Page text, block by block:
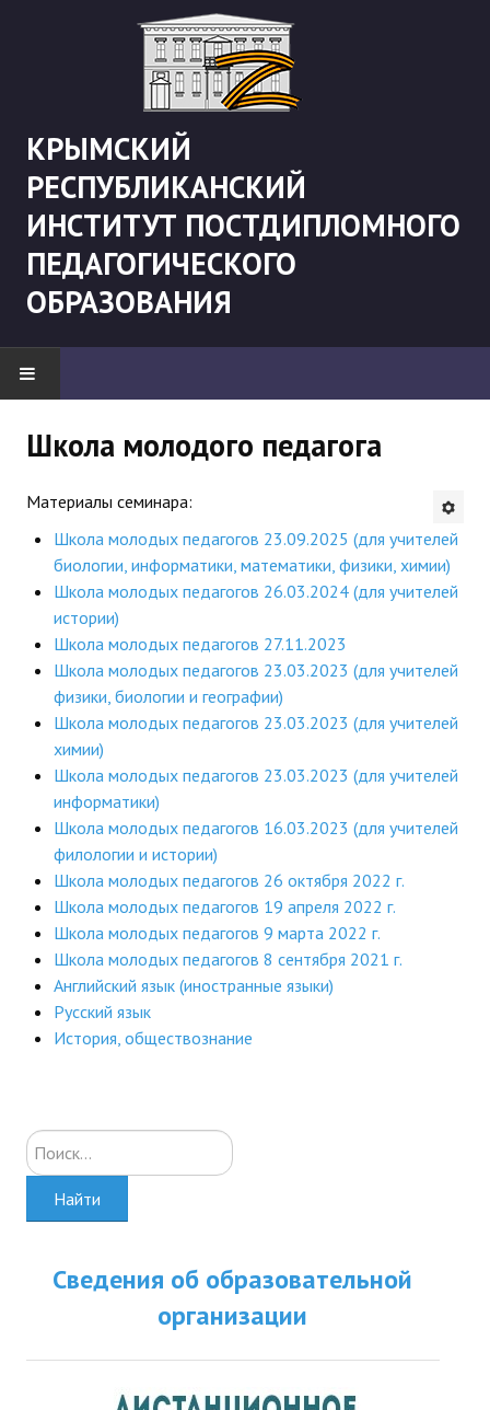
КРЫМСКИЙ
РЕСПУБЛИКАНСКИЙ
ИНСТИТУТ ПОСТДИПЛОМНОГО
ПЕДАГОГИЧЕСКОГО
ОБРАЗОВАНИЯ
АНОНСЫ
ИНСТИТУТ
Противодействие коррупции
В ПОМОЩЬ УЧИТЕЛЮ
Организация УВП
ГИА
Карта ГИА РК
Советуем прочитать
Готовимся к новому учебному году 2026-2027
ДПО
КОНТАКТЫ
Школа молодого педагога
Материалы семинара:
Школа молодых педагогов 23.09.2025 (для учителей
биологии, информатики, математики, физики, химии)
Школа молодых педагогов 26.03.2024 (для учителей
истории)
Школа молодых педагогов 27.11.2023
Школа молодых педагогов 23.03.2023 (для учителей
физики, биологии и географии)
Школа молодых педагогов 23.03.2023 (для учителей
химии)
Школа молодых педагогов 23.03.2023 (для учителей
информатики)
Школа молодых педагогов 16.03.2023 (для учителей
филологии и истории)
Школа молодых педагогов 26 октября 2022 г.
Школа молодых педагогов 19 апреля 2022 г.
Школа молодых педагогов 9 марта 2022 г.
Школа молодых педагогов 8 сентября 2021 г.
Английский язык (иностранные языки)
Русский язык
История, обществознание
Искать...
Найти
Сведения об образовательной
организации